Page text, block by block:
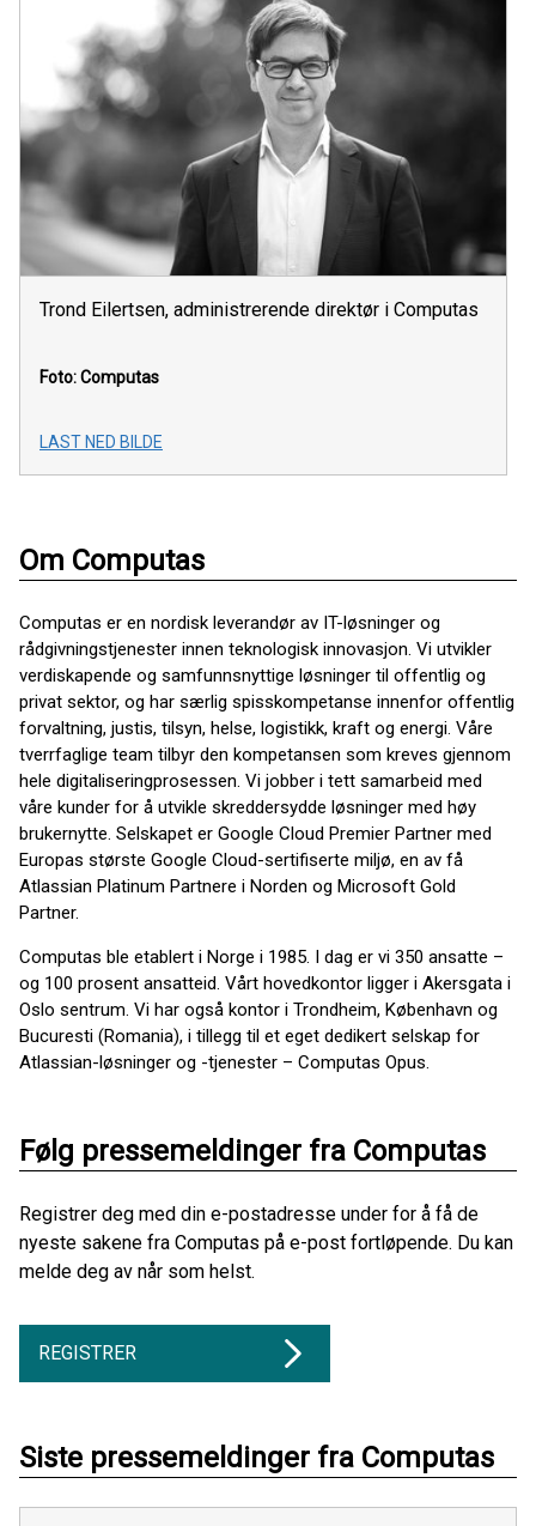
Trond Eilertsen, administrerende direktør i Computas
Foto: Computas
LAST NED BILDE
Om Computas
Computas er en nordisk leverandør av IT-løsninger og
rådgivningstjenester innen teknologisk innovasjon. Vi utvikler
verdiskapende og samfunnsnyttige løsninger til offentlig og
privat sektor, og har særlig spisskompetanse innenfor offentlig
forvaltning, justis, tilsyn, helse, logistikk, kraft og energi. Våre
tverrfaglige team tilbyr den kompetansen som kreves gjennom
hele digitaliseringprosessen. Vi jobber i tett samarbeid med
våre kunder for å utvikle skreddersydde løsninger med høy
brukernytte. Selskapet er Google Cloud Premier Partner med
Europas største Google Cloud-sertifiserte miljø, en av få
Atlassian Platinum Partnere i Norden og Microsoft Gold
Partner.
Computas ble etablert i Norge i 1985. I dag er vi 350 ansatte –
og 100 prosent ansatteid. Vårt hovedkontor ligger i Akersgata i
Oslo sentrum. Vi har også kontor i Trondheim, København og
Bucuresti (Romania), i tillegg til et eget dedikert selskap for
Atlassian-løsninger og -tjenester – Computas Opus.
Følg pressemeldinger fra Computas
Registrer deg med din e-postadresse under for å få de
nyeste sakene fra Computas på e-post fortløpende. Du kan
melde deg av når som helst.
REGISTRER
Siste pressemeldinger fra Computas